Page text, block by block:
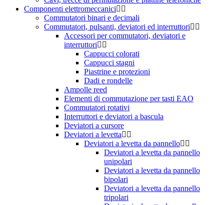
Componenti elettromeccanici
Commutatori binari e decimali
Commutatori, pulsanti, deviatori ed interruttori
Accessori per commutatori, deviatori e
interruttori
Cappucci colorati
Cappucci stagni
Piastrine e protezioni
Dadi e rondelle
Ampolle reed
Elementi di commutazione per tasti EAO
Commutatori rotativi
Interruttori e deviatori a bascula
Deviatori a cursore
Deviatori a levetta
Deviatori a levetta da pannello
Deviatori a levetta da pannello
unipolari
Deviatori a levetta da pannello
bipolari
Deviatori a levetta da pannello
tripolari